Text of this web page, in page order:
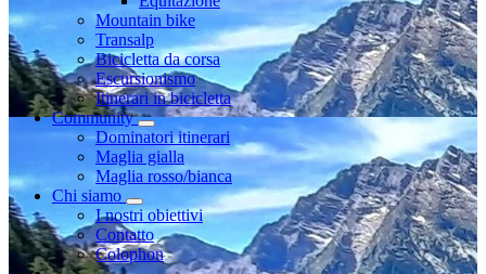
Mountain bike
Transalp
Bicicletta da corsa
Escursionismo
Itinerari in bicicletta
Community
Dominatori itinerari
Maglia gialla
Maglia rosso/bianca
Chi siamo
I nostri obiettivi
Contatto
Colophon